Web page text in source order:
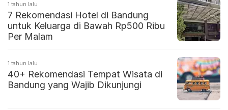
1 tahun lalu
7 Rekomendasi Hotel di Bandung
untuk Keluarga di Bawah Rp500 Ribu
Per Malam
1 tahun lalu
40+ Rekomendasi Tempat Wisata di
Bandung yang Wajib Dikunjungi